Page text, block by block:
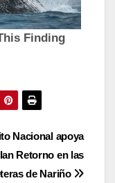
Nacional apoya
Retorno en las
de Nariño